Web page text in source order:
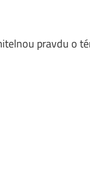
pravdu o